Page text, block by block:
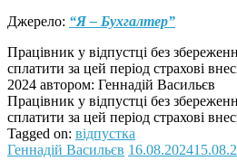
Джерело: “Я – Бухгалтер”
Працівник у відпустці без
сплатити за цей період страхові
2024 автором: Геннадій Васильєв
Працівник у відпустці без
сплатити за цей період страхові
Tagged on: відпустка
Геннадій Васильєв 16.08.2024